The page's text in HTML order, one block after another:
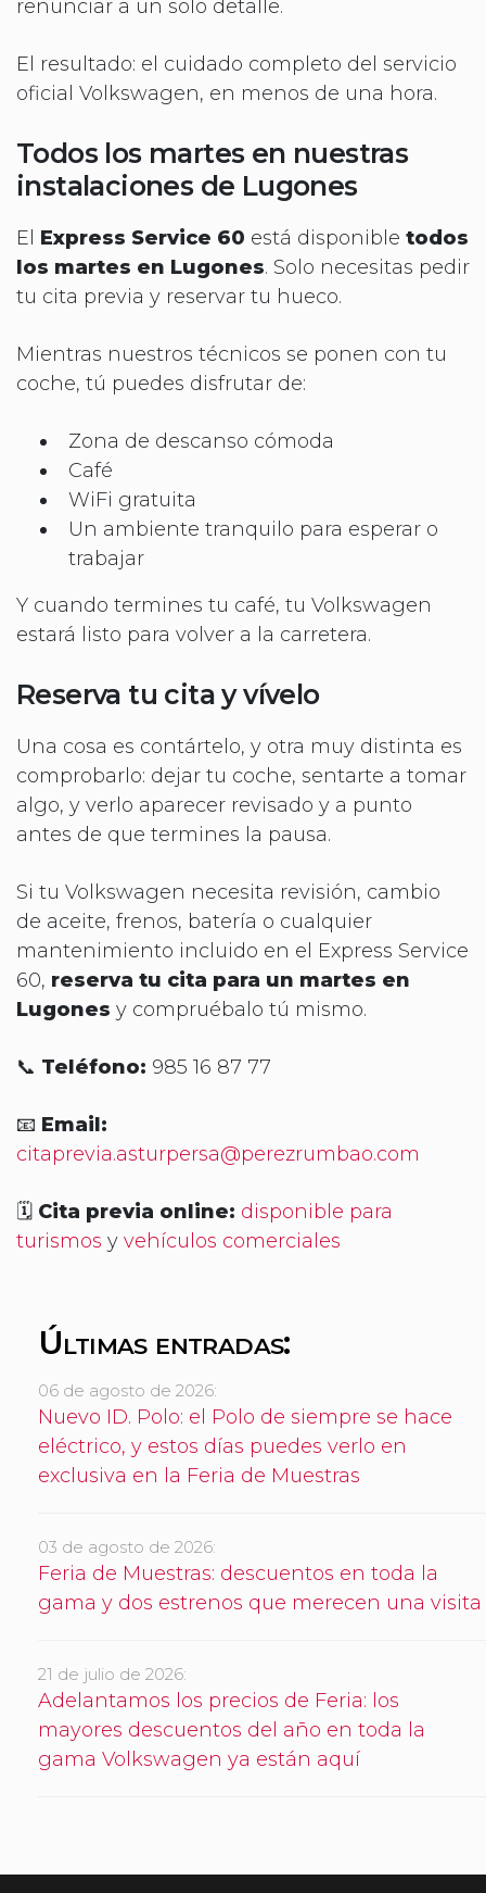
renunciar a un solo detalle.
El resultado: el cuidado completo del servicio
oficial Volkswagen, en menos de una hora.
Todos los martes en nuestras
instalaciones de Lugones
El Express Service 60 está disponible todos
los martes en Lugones. Solo necesitas pedir
tu cita previa y reservar tu hueco.
Mientras nuestros técnicos se ponen con tu
coche, tú puedes disfrutar de:
Zona de descanso cómoda
Café
WiFi gratuita
Un ambiente tranquilo para esperar o
trabajar
Y cuando termines tu café, tu Volkswagen
estará listo para volver a la carretera.
Reserva tu cita y vívelo
Una cosa es contártelo, y otra muy distinta es
comprobarlo: dejar tu coche, sentarte a tomar
algo, y verlo aparecer revisado y a punto
antes de que termines la pausa.
Si tu Volkswagen necesita revisión, cambio
de aceite, frenos, batería o cualquier
mantenimiento incluido en el Express Service
60, reserva tu cita para un martes en
Lugones y compruébalo tú mismo.
📞 Teléfono: 985 16 87 77
📧 Email:
citaprevia.asturpersa@perezrumbao.com
🗓️ Cita previa online: disponible para
turismos y vehículos comerciales
Últimas entradas:
06 de agosto de 2026:
Nuevo ID. Polo: el Polo de siempre se hace
eléctrico, y estos días puedes verlo en
exclusiva en la Feria de Muestras
03 de agosto de 2026:
Feria de Muestras: descuentos en toda la
gama y dos estrenos que merecen una visita
21 de julio de 2026:
Adelantamos los precios de Feria: los
mayores descuentos del año en toda la
gama Volkswagen ya están aquí